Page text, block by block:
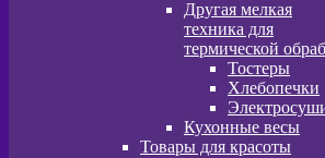
Другая мелкая
техника для
термической
Тостеры
Хлебопечки
Кухонные весы
Товары для красоты